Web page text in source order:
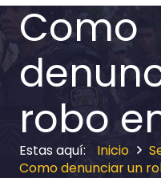
Como
robo
Inicio
Como denunciar un